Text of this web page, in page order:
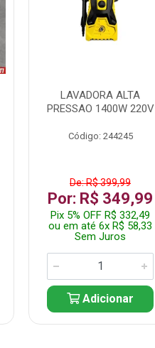
LAVADORA ALTA
PRESSAO 1400W 220V
Código: 244245
De: R$ 399,99
Por: R$ 349,99
Pix 5% OFF R$ 332,49
ou em até 6x R$ 58,33
Sem Juros
Adicionar